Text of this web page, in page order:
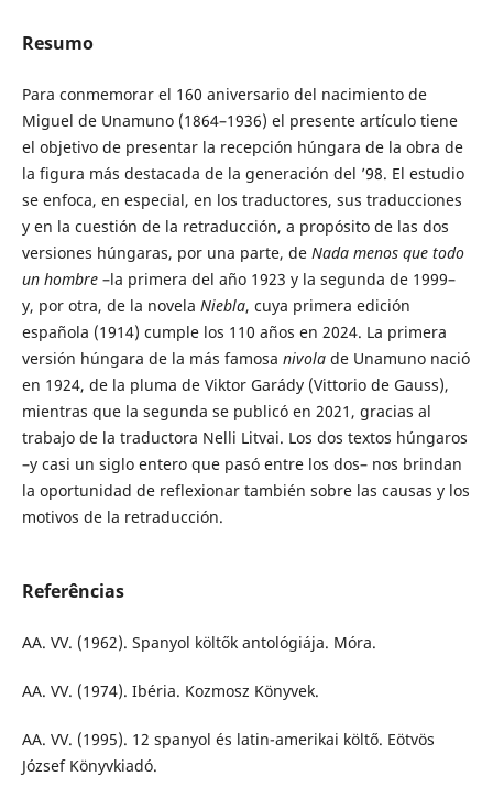
Resumo
Para conmemorar el 160 aniversario del nacimiento de
Miguel de Unamuno (1864–1936) el presente artículo tiene
el objetivo de presentar la recepción húngara de la obra de
la figura más destacada de la generación del ’98. El estudio
se enfoca, en especial, en los traductores, sus traducciones
y en la cuestión de la retraducción, a propósito de las dos
versiones húngaras, por una parte, de Nada menos que todo
un hombre–la primera del año 1923 y la segunda de 1999–
y, por otra, de la novela Niebla, cuya primera edición
española (1914) cumple los 110 años en 2024. La primera
versión húngara de la más famosa nivolade Unamuno nació
en 1924, de la pluma de Viktor Garády (Vittorio de Gauss),
mientras que la segunda se publicó en 2021, gracias al
trabajo de la traductora Nelli Litvai. Los dos textos húngaros
–y casi un siglo entero que pasó entre los dos– nos brindan
la oportunidad de reflexionar también sobre las causas y los
motivos de la retraducción.
Referências
AA. VV. (1962). Spanyol költők antológiája. Móra.
AA. VV. (1974). Ibéria. Kozmosz Könyvek.
AA. VV. (1995). 12 spanyol és latin-amerikai költő. Eötvös
József Könyvkiadó.